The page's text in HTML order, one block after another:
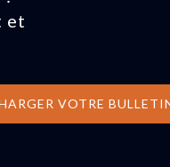
et
VOTRE